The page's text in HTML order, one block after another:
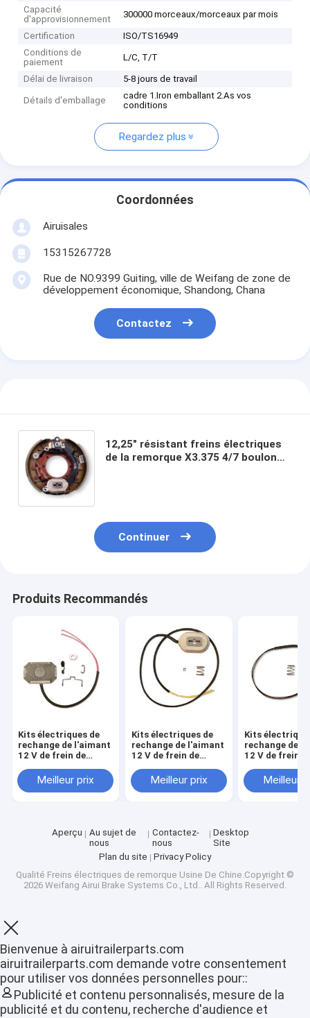
Produits
VR Show
Capacité
d'approvisionnement
300000 morceaux/morceaux par mois
Certification
ISO/TS16949
Conditions de
paiement
L/C, T/T
Délai de livraison 5-8 jours de travail
Détails d'emballage
cadre 1.Iron emballant 2.As vos
conditions
Regardez plus
Coordonnées
Airuisales
15315267728
Rue de NO.9399 Guiting, ville de Weifang de zone de
développement économique, Shandong, Chana
Contactez
12,25" résistant freins électriques
de la remorque X3.375 4/7 boulon
Continuer
Produits Recommandés
Kits électriques de
rechange de l'aimant
12 V de frein de
12.25*3.375
Meilleur prix
Kits électriques de
rechange de l'aimant
12 V de frein de
12.25*3.375
Meilleur prix
Kits
rechange de
12 V de frein
pouces pour
de remorque
Meilleur
Aperçu
Au sujet de
nous
Contactez-
nous
Desktop
Site
Plan du site
Privacy Policy
Qualité Freins électriques de remorque Usine De Chine.Copyright ©
2026 Weifang Airui Brake Systems Co., Ltd.. All Rights Reserved.
Bienvenue à airuitrailerparts.com
airuitrailerparts.com demande votre consentement
pour utiliser vos données personnelles pour::
Publicité et contenu personnalisés, mesure de la
publicité et du contenu, recherche d'audience et